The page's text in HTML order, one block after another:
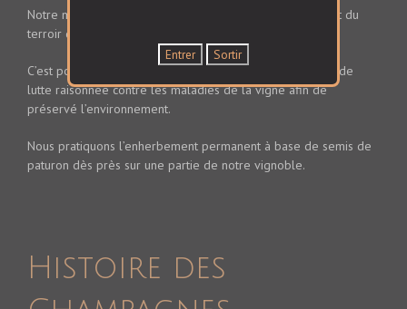
Notre maison s’est toujours imposée de conserver l’esprit du
terroir de chaque parcelle.
C’est pour cela que nous avons mis en place un système de
lutte raisonnée contre les maladies de la vigne afin de
préservé l’environnement.
Nous pratiquons l’enherbement permanent à base de semis de
paturon dès près sur une partie de notre vignoble.
Histoire des